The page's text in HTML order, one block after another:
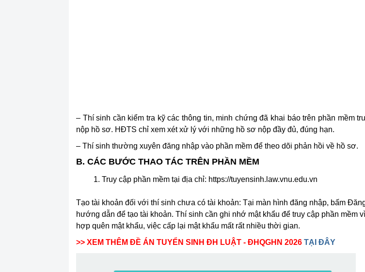
– Thí sinh cần kiểm tra kỹ các thông tin, minh chứng đã khai báo trên phần mềm
nộp hồ sơ. HĐTS chỉ xem xét xử lý với những hồ sơ nộp đầy đủ, đúng hạn.
– Thí sinh thường xuyên đăng nhập vào phần mềm để theo dõi phản hồi về hồ sơ.
B. CÁC BƯỚC THAO TÁC TRÊN PHẦN MỀM
Truy cập phần mềm tại địa chỉ: https://tuyensinh.law.vnu.edu.vn
Tạo tài khoản đối với thí sinh chưa có tài khoản: Tại màn hình đăng nhập, bấm
hướng dẫn để tạo tài khoản. Thí sinh cần ghi nhớ mật khẩu để truy cập phần mềm
hợp quên mật khẩu, việc cấp lại mật khẩu mất rất nhiều thời gian.
>> XEM THÊM ĐỀ ÁN TUYỂN SINH ĐH LUẬT - ĐHQGHN 2026 TẠI ĐÂY